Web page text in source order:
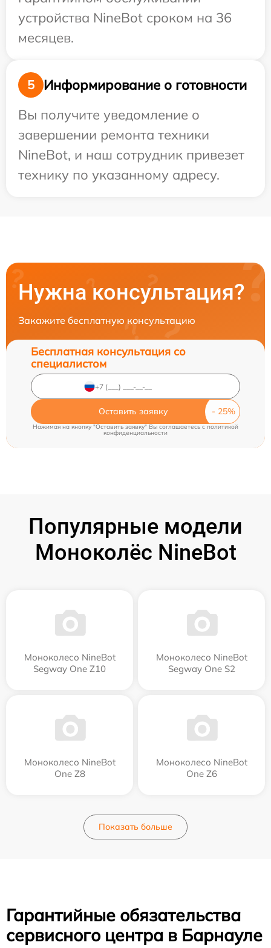
устройства NineBot сроком на 36
месяцев.
5
Информирование о готовности
Вы получите уведомление о
завершении ремонта техники
NineBot, и наш сотрудник привезет
технику по указанному адресу.
Нужна консультация?
Закажите бесплатную консультацию
Бесплатная консультация со
специалистом
Оставить заявку
Нажимая на кнопку "Оставить заявку" Вы соглашаетесь c политикой
конфиденциальности
Популярные модели
Моноколёс NineBot
Моноколесо NineBot
Segway One Z10
Моноколесо NineBot
Segway One S2
Моноколесо NineBot
One Z8
Моноколесо NineBot
One Z6
Показать больше
Гарантийные обязательства
сервисного центра в Барнауле